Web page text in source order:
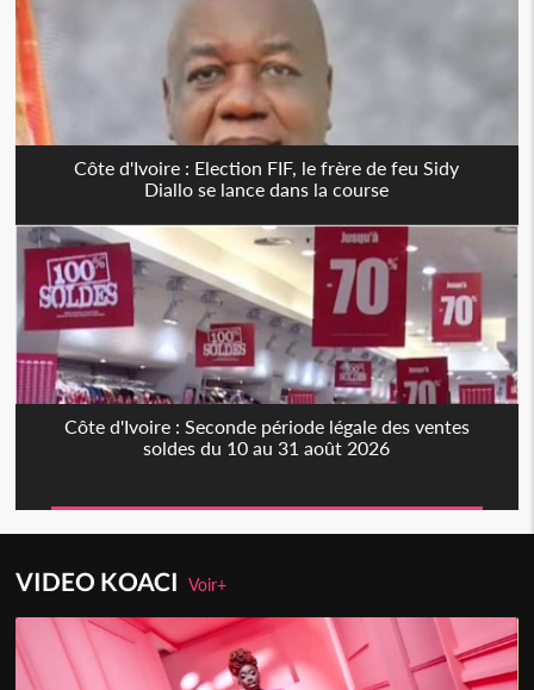
Côte d'Ivoire : Election FIF, le frère de feu Sidy
Diallo se lance dans la course
Côte d'Ivoire : Seconde période légale des ventes
soldes du 10 au 31 août 2026
VIDEO KOACIVoir+